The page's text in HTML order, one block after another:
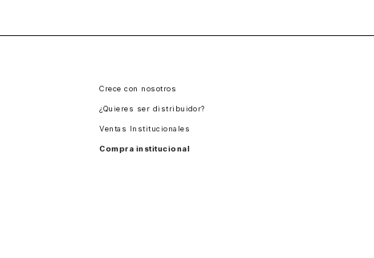
Crece con nosotros
¿Quieres ser distribuidor?
Ventas Institucionales
Compra institucional